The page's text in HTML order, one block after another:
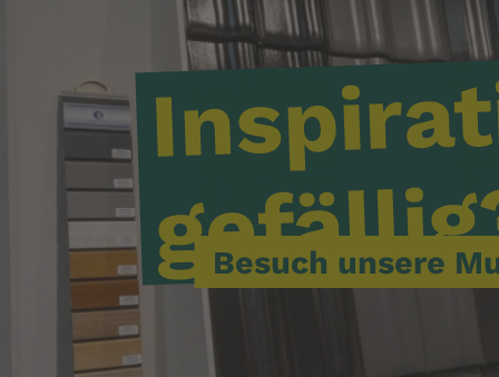
Besuch unsere